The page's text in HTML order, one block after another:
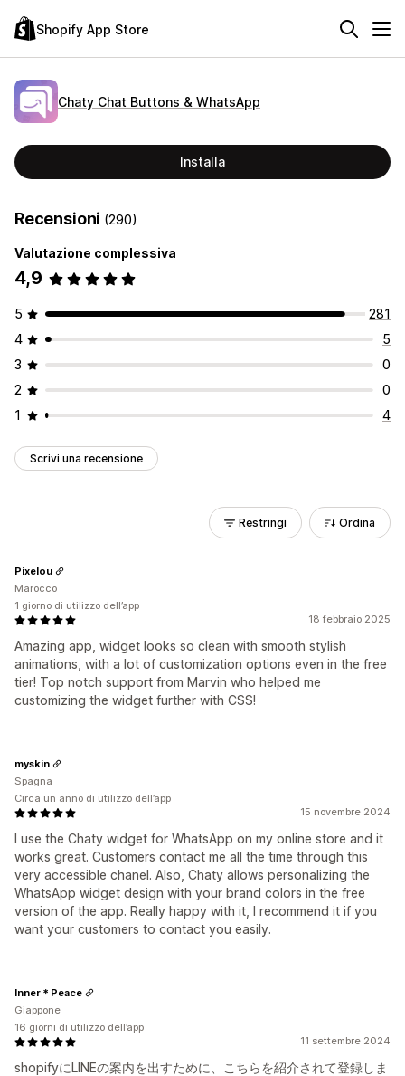
Shopify App Store
Chaty Chat Buttons & WhatsApp
Installa
Recensioni (290)
Valutazione complessiva
4,9
5
281
4
5
3
0
2
0
1
4
Scrivi una recensione
Restringi Ordina
18 febbraio 2025
Amazing app, widget looks so clean with smooth stylish
animations, with a lot of customization options even in the free
tier! Top notch support from Marvin who helped me
customizing the widget further with CSS!
Pixelou
Marocco
1 giorno di utilizzo dell’app
15 novembre 2024
I use the Chaty widget for WhatsApp on my online store and it
works great. Customers contact me all the time through this
very accessible chanel. Also, Chaty allows personalizing the
WhatsApp widget design with your brand colors in the free
version of the app. Really happy with it, I recommend it if you
want your customers to contact you easily.
myskin
Spagna
Circa un anno di utilizzo dell’app
11 settembre 2024
shopifyにLINEの案内を出すために、こちらを紹介されて登録しま
Inner＊Peace
Giappone
16 giorni di utilizzo dell’app